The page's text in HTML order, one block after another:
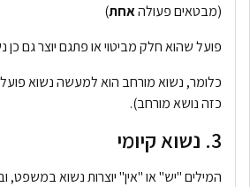
(מבטאים פעולהאחת)
פועל שהוא חלק מביטוי או פתגם יוצר גם כן
כלומר, נשוא מורחב הוא למעשה נשוא
כזה נושא מורחב).
3. נשוא קיומי
המילים "יש" או "אין" יוצרות נשוא